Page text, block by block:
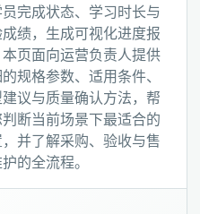
员完成状态、学习时长与
绩，生成可视化进度报
本页面向运营负责人提供
规格参数、适用条件、
建议与质量确认方法，帮
判断当前场景下最适合的
，并了解采购、验收与售
的全流程。